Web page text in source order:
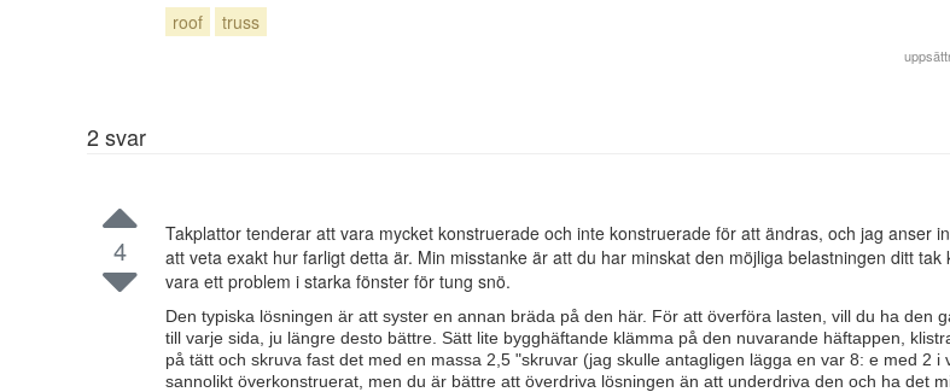
roof truss
2svar
4
Takplattor tenderar att vara mycket konstruerade och inte konstruerade för att ändras, och jag anser
att veta exakt hur farligt detta är. Min misstanke är att du har minskat den möjliga belastningen ditt tak
vara ett problem i starka fönster för tung snö.
Den typiska lösningen är att syster en annan bräda på den här. För att överföra lasten, vill du ha den
till varje sida, ju längre desto bättre. Sätt lite bygghäftande klämma på den nuvarande häftappen,
på tätt och skruva fast det med en massa 2,5 "skruvar (jag skulle antagligen lägga en var 8: e med 2 i
sannolikt överkonstruerat, men du är bättre att överdriva lösningen än att underdriva den och ha det